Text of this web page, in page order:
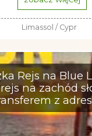
Limassol / Cypr
Rejs na Blue
na zachód
z